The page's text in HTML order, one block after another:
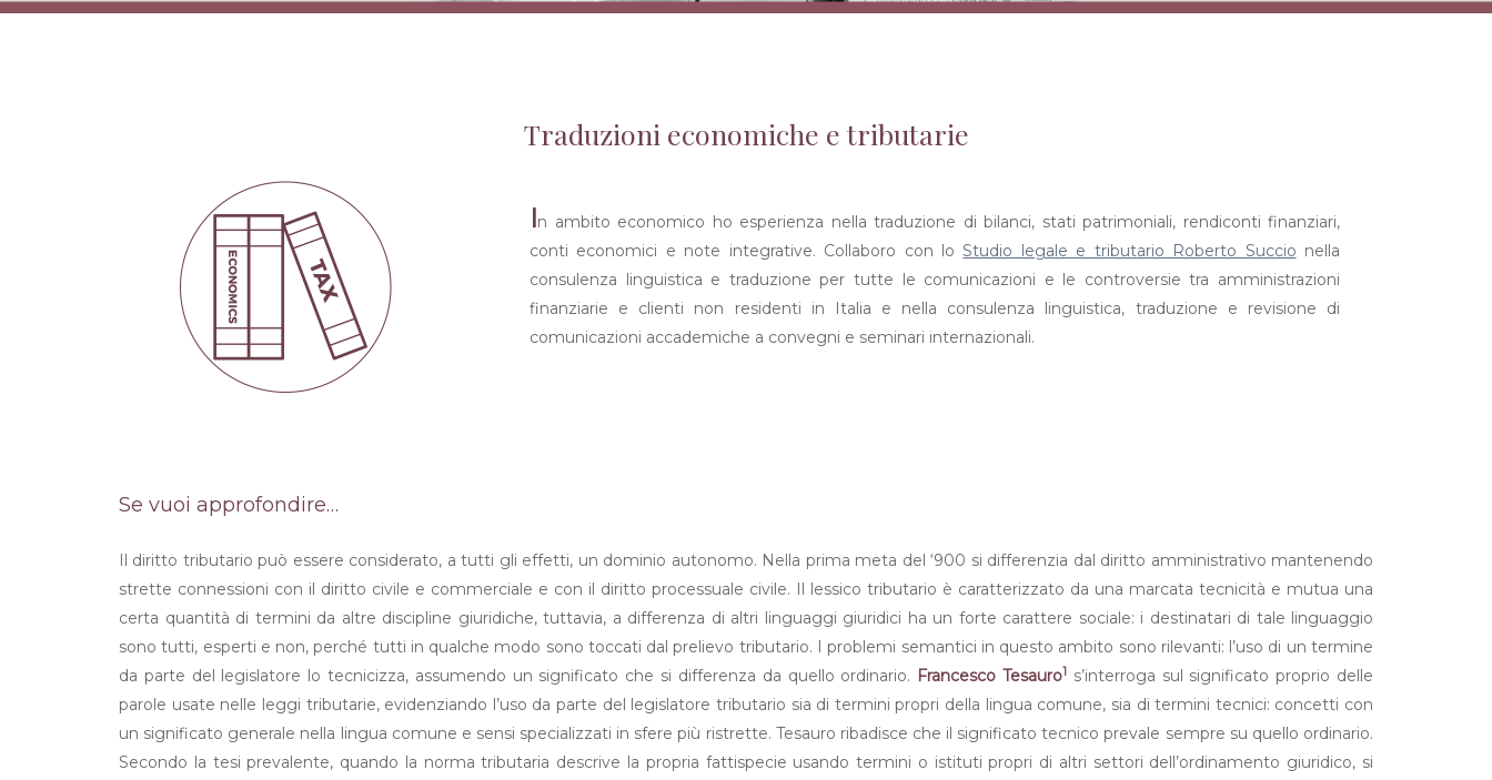
Traduzioni economiche e tributarie
In ambito economico ho esperienza nella traduzione di bilanci, stati patrimoniali, rendiconti finanziari,
conti economici e note integrative. Collaboro con loStudio legale e tributario Roberto Succio nella
consulenza linguistica e traduzione per tutte le comunicazioni e le controversie tra amministrazioni
finanziarie e clienti non residenti in Italia e nella consulenza linguistica, traduzione e revisione di
comunicazioni accademiche a convegni e seminari internazionali.
Se vuoi approfondire…
Il diritto tributario può essere considerato, a tutti gli effetti, un dominio autonomo. Nella prima meta del ‘900 si differenzia dal diritto amministrativo mantenendo
strette connessioni con il diritto civile e commerciale e con il diritto processuale civile. Il lessico tributario è caratterizzato da una marcata tecnicità e mutua una
certa quantità di termini da altre discipline giuridiche, tuttavia, a differenza di altri linguaggi giuridici ha un forte carattere sociale: i destinatari di tale linguaggio
sono tutti, esperti e non, perché tutti in qualche modo sono toccati dal prelievo tributario. I problemi semantici in questo ambito sono rilevanti: l’uso di un termine
da parte del legislatore lo tecnicizza, assumendo un significato che si differenza da quello ordinario. Francesco Tesauro1s’interroga sul significato proprio delle
parole usate nelle leggi tributarie, evidenziando l’uso da parte del legislatore tributario sia di termini propri della lingua comune, sia di termini tecnici: concetti con
un significato generale nella lingua comune e sensi specializzati in sfere più ristrette. Tesauro ribadisce che il significato tecnico prevale sempre su quello ordinario.
Secondo la tesi prevalente, quando la norma tributaria descrive la propria fattispecie usando termini o istituti propri di altri settori dell’ordinamento giuridico, si